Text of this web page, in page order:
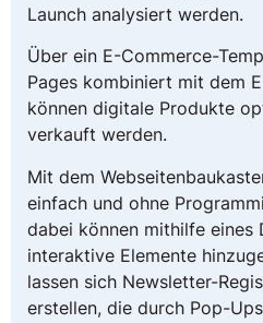
Launch analysiert werden.
Über ein E-Commerce-
Pages kombiniert mit dem
können digitale Produkte
verkauft werden.
Mit dem
einfach und ohne
dabei können mithilfe
interaktive Elemente
lassen sich Newsletter-
erstellen, die durch Pop-